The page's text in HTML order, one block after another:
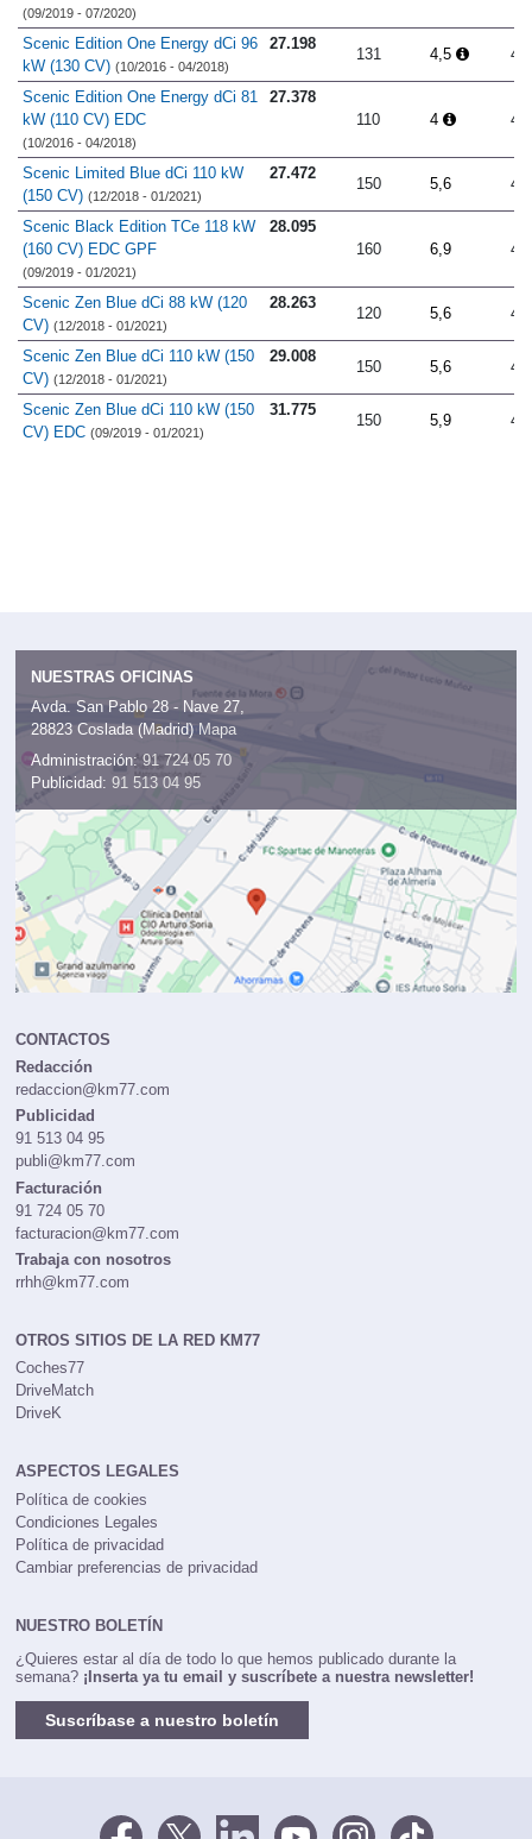
(09/2019 - 07/2020)
Scenic Edition One Energy dCi 96
kW (130 CV) (10/2016 - 04/2018)
27.198
131 4,5
Scenic Edition One Energy dCi 81
kW (110 CV) EDC
(10/2016 - 04/2018)
27.378
110
4
Scenic Limited Blue dCi 110 kW
(150 CV) (12/2018 - 01/2021)
27.472
150 5,6
Scenic Black Edition TCe 118 kW
(160 CV) EDC GPF
(09/2019 - 01/2021)
28.095
160
6,9
Scenic Zen Blue dCi 88 kW (120
CV) (12/2018 - 01/2021)
28.263
120 5,6
Scenic Zen Blue dCi 110 kW (150
CV) (12/2018 - 01/2021)
29.008
150 5,6
Scenic Zen Blue dCi 110 kW (150
CV) EDC (09/2019 - 01/2021)
31.775
150 5,9
NUESTRAS OFICINAS
Avda. San Pablo 28 - Nave 27,
28823 Coslada (Madrid) Mapa
Administración: 91 724 05 70
Publicidad: 91 513 04 95
CONTACTOS
Redacción
redaccion@km77.com
Publicidad
91 513 04 95
publi@km77.com
Facturación
91 724 05 70
facturacion@km77.com
Trabaja con nosotros
rrhh@km77.com
OTROS SITIOS DE LA RED KM77
Coches77
DriveMatch
DriveK
ASPECTOS LEGALES
Política de cookies
Condiciones Legales
Política de privacidad
Cambiar preferencias de privacidad
NUESTRO BOLETÍN
¿Quieres estar al día de todo lo que hemos publicado durante la
semana? ¡Inserta ya tu email y suscríbete a nuestra newsletter!
Suscríbase a nuestro boletín